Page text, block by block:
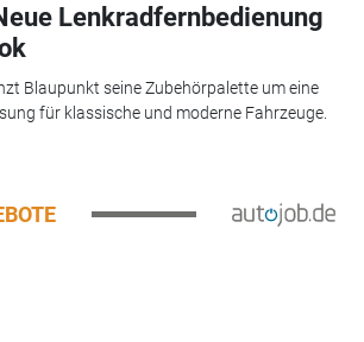
Lenkradfernbedienung
Blaupunkt seine Zubehörpalette um eine
für klassische und moderne Fahrzeuge.